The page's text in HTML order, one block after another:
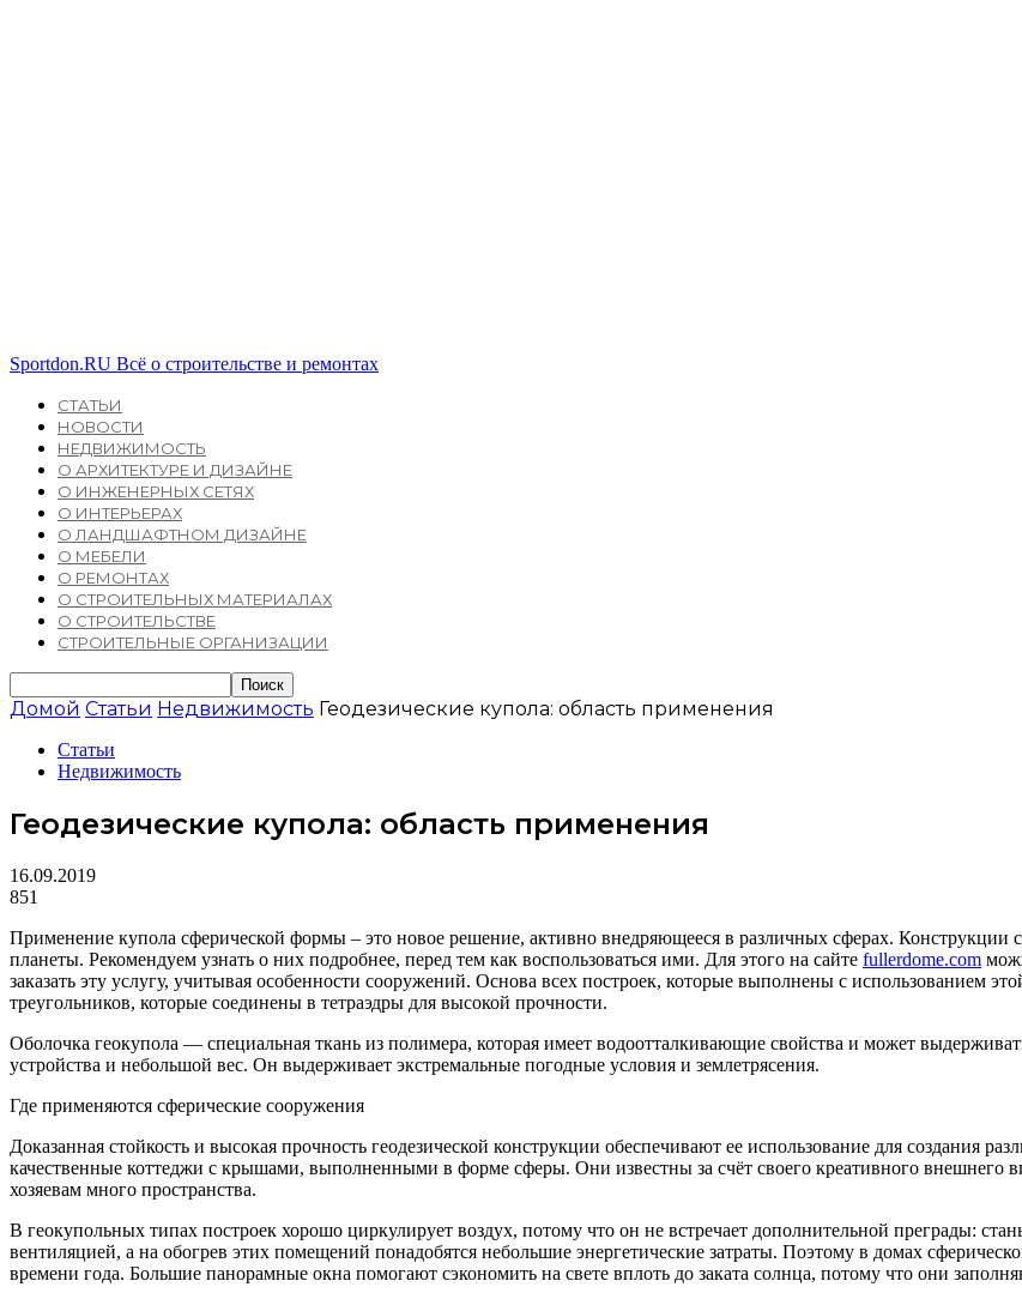
Sportdon.RU Всё о строительстве и ремонтах
СТАТЬИ
НОВОСТИ
НЕДВИЖИМОСТЬ
О АРХИТЕКТУРЕ И ДИЗАЙНЕ
О ИНЖЕНЕРНЫХ СЕТЯХ
О ИНТЕРЬЕРАХ
О ЛАНДШАФТНОМ ДИЗАЙНЕ
О МЕБЕЛИ
О РЕМОНТАХ
О СТРОИТЕЛЬНЫХ МАТЕРИАЛАХ
О СТРОИТЕЛЬСТВЕ
СТРОИТЕЛЬНЫЕ ОРГАНИЗАЦИИ
Домой Статьи Недвижимость Геодезические купола: область применения
Статьи
Недвижимость
Геодезические купола: область применения
16.09.2019
851
Применение купола сферической формы – это новое решение, активно внедряющееся в различных сферах. Конструкции
планеты. Рекомендуем узнать о них подробнее, перед тем как воспользоваться ими. Для этого на сайте fullerdome.com
заказать эту услугу, учитывая особенности сооружений. Основа всех построек, которые выполнены с использованием
треугольников, которые соединены в тетраэдры для высокой прочности.
Оболочка геокупола — специальная ткань из полимера, которая имеет водоотталкивающие свойства и может
устройства и небольшой вес. Он выдерживает экстремальные погодные условия и землетрясения.
Где применяются сферические сооружения
Доказанная стойкость и высокая прочность геодезической конструкции обеспечивают ее использование для создания
качественные коттеджи с крышами, выполненными в форме сферы. Они известны за счёт своего креативного
хозяевам много пространства.
В геокупольных типах построек хорошо циркулирует воздух, потому что он не встречает дополнительной преграды:
вентиляцией, а на обогрев этих помещений понадобятся небольшие энергетические затраты. Поэтому в домах
времени года. Большие панорамные окна помогают сэкономить на свете вплоть до заката солнца, потому что они